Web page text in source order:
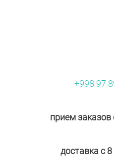
+998 97
прием заказов
доставка с